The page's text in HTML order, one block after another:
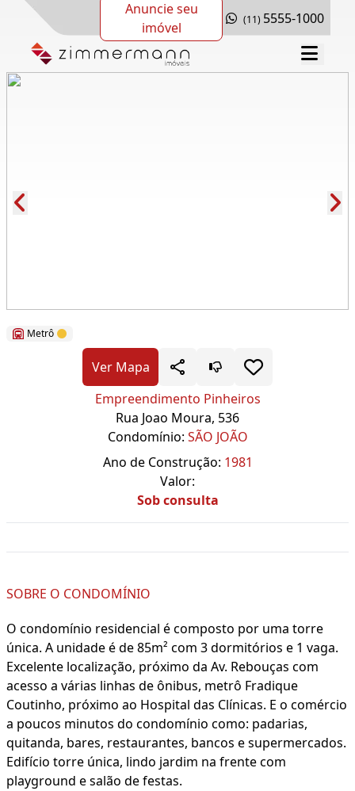
Anuncie seu
imóvel
(11) 5555-1000
Metrô
Ver Mapa
Empreendimento Pinheiros
Rua Joao Moura, 536
Condomínio: SÃO JOÃO
Ano de Construção: 1981
Valor:
Sob consulta
SOBRE O CONDOMÍNIO
O condomínio residencial é composto por uma torre
única. A unidade é de 85m² com 3 dormitórios e 1 vaga.
Excelente localização, próximo da Av. Rebouças com
acesso a várias linhas de ônibus, metrô Fradique
Coutinho, próximo ao Hospital das Clínicas. E o comércio
a poucos minutos do condomínio como: padarias,
quitanda, bares, restaurantes, bancos e supermercados.
Edifício torre única, lindo jardim na frente com
playground e salão de festas.